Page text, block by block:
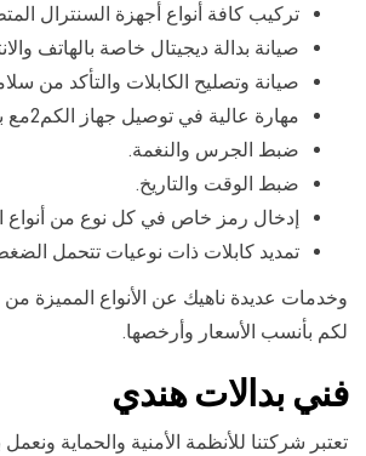
تركيب كافة أنواع أجهزة السنترال
صيانة بدالة ديجيتال خاصة بالهاتف
صيانة وتصليح الكابلات والتأكد من
مهارة عالية في توصيل جهاز الكم2مع بدالة الهاتف.
ضبط الجرس والنغمة.
ضبط الوقت والتاريخ.
إدخال رمز خاص في كل نوع من أنواع
تمديد كابلات ذات نوعيات تتحمل
وخدمات عديدة ناهيك عن الأنواع المميزة من
لكم بأنسب الأسعار وأرخصها.
فني بدالات هندي
تعتبر شركتنا للأنظمة الأمنية والحماية